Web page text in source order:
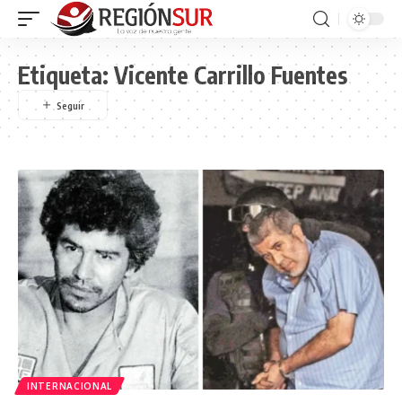
Etiqueta:Vicente Carrillo Fuentes
INTERNACIONAL